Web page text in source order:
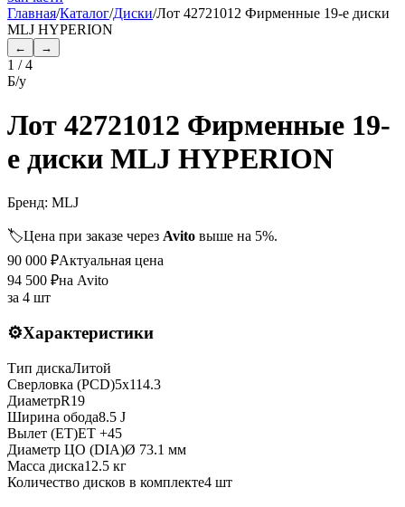
Главная/Каталог/Диски/Лот 42721012 Фирменные 19-е диски
MLJ HYPERION
← →
1 /4
Б/у
Лот 42721012 Фирменные 19-
е диски MLJ HYPERION
Бренд: MLJ
🏷️Цена при заказе через Avito выше на 5%.
90 000 ₽Актуальная цена
94 500 ₽на Avito
за 4 шт
⚙️Характеристики
Тип дискаЛитой
Сверловка (PCD)5x114.3
ДиаметрR19
Ширина обода8.5 J
Вылет (ET)ET +45
Диаметр ЦО (DIA)Ø 73.1 мм
Масса диска12.5 кг
Количество дисков в комплекте4 шт